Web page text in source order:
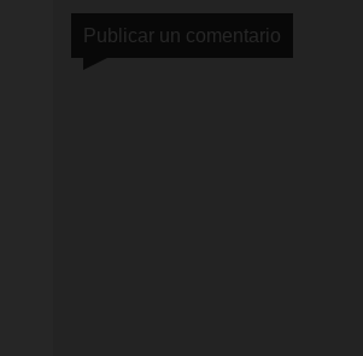
Publicar un comentario